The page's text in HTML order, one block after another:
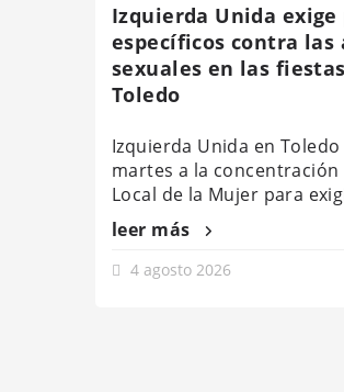
Izquierda Unida
específicos contra las
sexuales en las
Toledo
Izquierda Unida en
martes a la concentración
Local de la Mujer para
leer más
4 agosto 2026